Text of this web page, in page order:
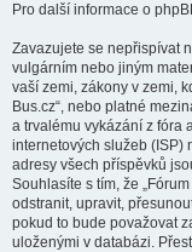
Pro další informace o
Zavazujete se nepřispívat
vulgárním nebo jiným
vaší zemi, zákony v zemi,
Bus.cz“, nebo platné
a trvalému vykázání z fóra
internetových služeb (ISP)
adresy všech příspěvků
Souhlasíte s tím, že
odstranit, upravit,
pokud to bude považovat
uloženými v databázi.